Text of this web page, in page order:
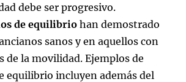
debe ser progresivo.
de equilibriohan demostrado
sanos y en aquellos con
de la movilidad. Ejemplos de
equilibrio incluyen además del